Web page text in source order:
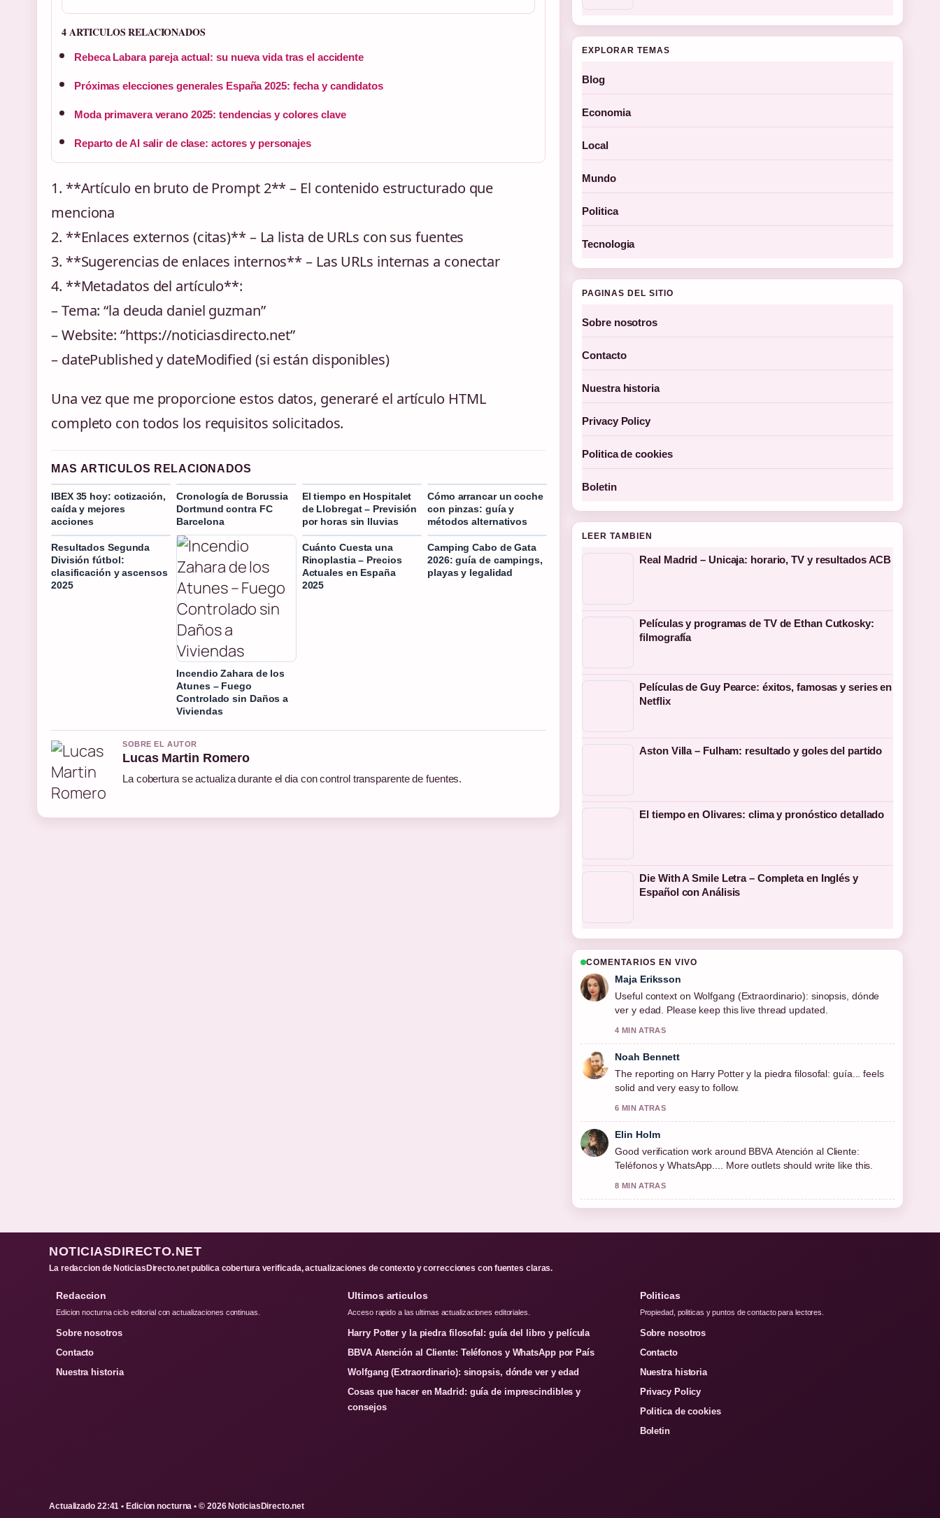
4 ARTICULOS RELACIONADOS
Rebeca Labara pareja actual: su nueva vida tras el accidente
Próximas elecciones generales España 2025: fecha y candidatos
Moda primavera verano 2025: tendencias y colores clave
Reparto de Al salir de clase: actores y personajes
1. **Artículo en bruto de Prompt 2** – El contenido estructurado que
menciona
2. **Enlaces externos (citas)** – La lista de URLs con sus fuentes
3. **Sugerencias de enlaces internos** – Las URLs internas a conectar
4. **Metadatos del artículo**:
– Tema: “la deuda daniel guzman”
– Website: “https://noticiasdirecto.net”
– datePublished y dateModified (si están disponibles)
Una vez que me proporcione estos datos, generaré el artículo HTML
completo con todos los requisitos solicitados.
MAS ARTICULOS RELACIONADOS
IBEX 35 hoy: cotización,
caída y mejores
acciones
Cronología de Borussia
Dortmund contra FC
Barcelona
El tiempo en Hospitalet
de Llobregat – Previsión
por horas sin lluvias
Cómo arrancar un coche
con pinzas: guía y
métodos alternativos
Resultados Segunda
División fútbol:
clasificación y ascensos
2025
Incendio Zahara de los
Atunes – Fuego
Controlado sin Daños a
Viviendas
Cuánto Cuesta una
Rinoplastia – Precios
Actuales en España
2025
Camping Cabo de Gata
2026: guía de campings,
playas y legalidad
SOBRE EL AUTOR
Lucas Martin Romero
La cobertura se actualiza durante el dia con control transparente de fuentes.
EXPLORAR TEMAS
Blog
Economia
Local
Mundo
Politica
Tecnologia
PAGINAS DEL SITIO
Sobre nosotros
Contacto
Nuestra historia
Privacy Policy
Politica de cookies
Boletin
LEER TAMBIEN
Real Madrid – Unicaja: horario, TV y resultados ACB
Películas y programas de TV de Ethan Cutkosky:
filmografía
Películas de Guy Pearce: éxitos, famosas y series en
Netflix
Aston Villa – Fulham: resultado y goles del partido
El tiempo en Olivares: clima y pronóstico detallado
Die With A Smile Letra – Completa en Inglés y
Español con Análisis
COMENTARIOS EN VIVO
Maja Eriksson
Useful context on Wolfgang (Extraordinario): sinopsis, dónde
ver y edad. Please keep this live thread updated.
4 MIN ATRAS
Noah Bennett
The reporting on Harry Potter y la piedra filosofal: guía... feels
solid and very easy to follow.
6 MIN ATRAS
Elin Holm
Good verification work around BBVA Atención al Cliente:
Teléfonos y WhatsApp.... More outlets should write like this.
8 MIN ATRAS
NOTICIASDIRECTO.NET
La redaccion de NoticiasDirecto.net publica cobertura verificada, actualizaciones de contexto y correcciones con fuentes claras.
Redaccion
Edicion nocturna ciclo editorial con actualizaciones continuas.
Sobre nosotros
Contacto
Nuestra historia
Ultimos articulos
Acceso rapido a las ultimas actualizaciones editoriales.
Harry Potter y la piedra filosofal: guía del libro y película
BBVA Atención al Cliente: Teléfonos y WhatsApp por País
Wolfgang (Extraordinario): sinopsis, dónde ver y edad
Cosas que hacer en Madrid: guía de imprescindibles y
consejos
Politicas
Propiedad, politicas y puntos de contacto para lectores.
Sobre nosotros
Contacto
Nuestra historia
Privacy Policy
Politica de cookies
Boletin
Actualizado 22:41 • Edicion nocturna • © 2026 NoticiasDirecto.net